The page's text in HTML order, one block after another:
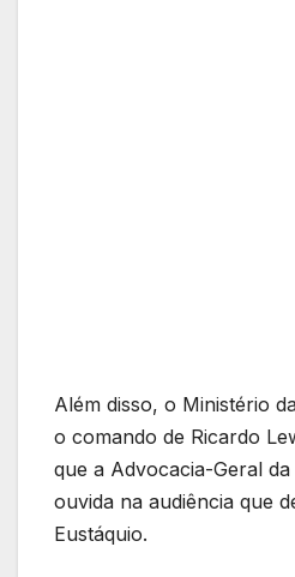
Além disso, o Ministério
o comando de Ricardo
que a Advocacia-Geral
ouvida na audiência que
Eustáquio.